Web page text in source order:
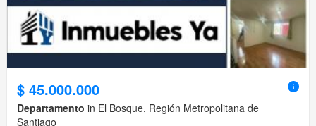
$ 45.000.000
Departamento in El Bosque, Región Metropolitana de
Santiago